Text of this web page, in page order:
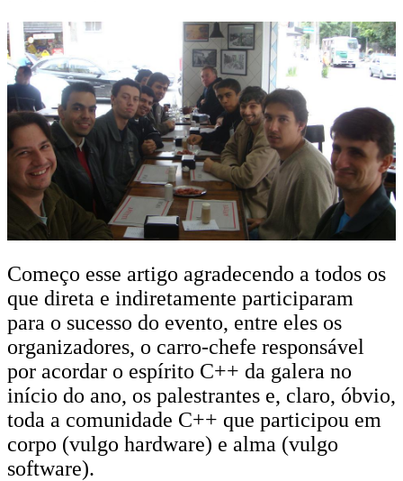
Começo esse artigo agradecendo a todos os
que direta e indiretamente participaram
para o sucesso do evento, entre eles os
organizadores, o carro-chefe responsável
por acordar o espírito C++ da galera no
início do ano, os palestrantes e, claro, óbvio,
toda a comunidade C++ que participou em
corpo (vulgo hardware) e alma (vulgo
software).